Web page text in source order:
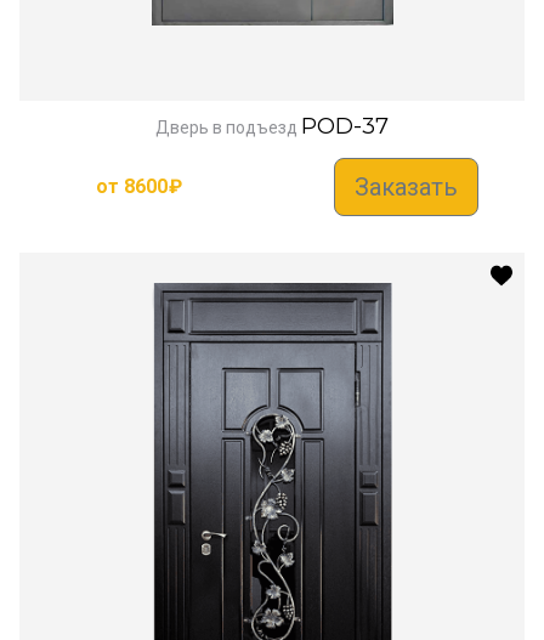
Дверь в подъезд POD-37
от 8600₽ Заказать